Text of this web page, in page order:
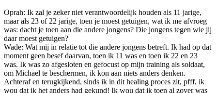
Oprah: Ik zal je zeker niet verantwoordelijk houden als 11 jarige,
maar als 23 of 22 jarige, toen je moest getuigen, wat ik me afvroeg
was: dacht je toen aan die andere jongens? Die jongens tegen wie jij
daar moest getuigen?
Wade: Wat mij in relatie tot die andere jongens betreft. Ik had op dat
moment geen besef daarvan, toen ik 11 was en toen ik 22 en 23
was. Ik was zo afgesloten en gefocust op mijn training als soldaat,
om Michael te beschermen, ik kon aan niets anders denken.
Achteraf en terugkijkend, sinds ik in dit healing proces zit, pfff, ik
wou dat ik het anders had gekund! Ik wou dat ik toen al zover was